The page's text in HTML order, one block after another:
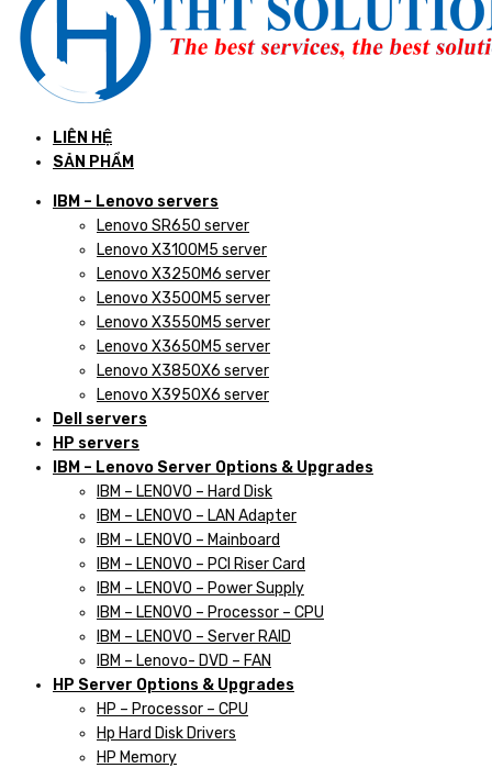
LIÊN HỆ
SẢN PHẨM
IBM – Lenovo servers
Lenovo SR650 server
Lenovo X3100M5 server
Lenovo X3250M6 server
Lenovo X3500M5 server
Lenovo X3550M5 server
Lenovo X3650M5 server
Lenovo X3850X6 server
Lenovo X3950X6 server
Dell servers
HP servers
IBM – Lenovo Server Options & Upgrades
IBM – LENOVO – Hard Disk
IBM – LENOVO – LAN Adapter
IBM – LENOVO – Mainboard
IBM – LENOVO – PCI Riser Card
IBM – LENOVO – Power Supply
IBM – LENOVO – Processor – CPU
IBM – LENOVO – Server RAID
IBM – Lenovo- DVD – FAN
HP Server Options & Upgrades
HP – Processor – CPU
Hp Hard Disk Drivers
HP Memory